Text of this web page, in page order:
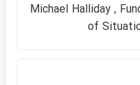
Michael Halliday ,
of